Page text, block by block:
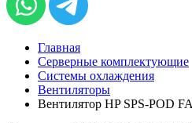
Главная
Серверные комплектующие
Системы охлаждения
Вентиляторы
Вентилятор HP SPS-POD